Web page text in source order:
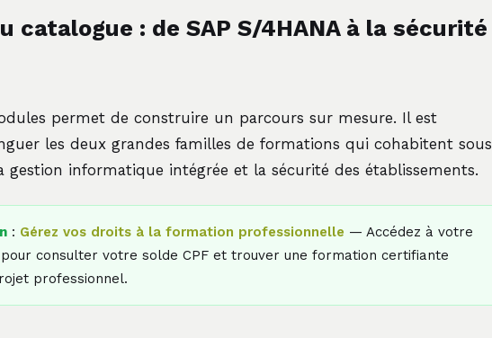
catalogue : de SAP S/4HANA à la sécurité
permet de construire un parcours sur mesure. Il est
les deux grandes familles de formations qui cohabitent sous
gestion informatique intégrée et la sécurité des établissements.
: Gérez vos droits à la formation professionnelle — Accédez à votre
consulter votre solde CPF et trouver une formation certifiante
professionnel.